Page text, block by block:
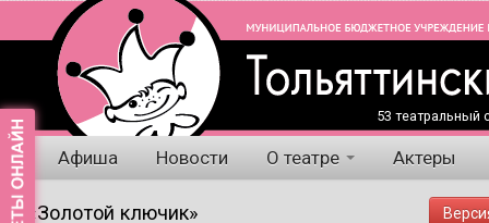
53 театральный
Афиша Новости О театре Актеры
«Золотой ключик»